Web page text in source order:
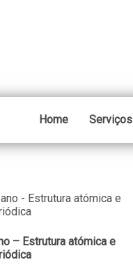
Home Serviços
– Estrutura atómica e